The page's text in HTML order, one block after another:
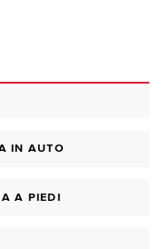
IN AUTO
A PIEDI